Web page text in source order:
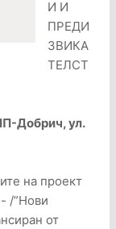
И И
ПРЕДИ
ЗВИКА
ТЕЛСТ
Добрич, ул.
на проект
/”Нови
от